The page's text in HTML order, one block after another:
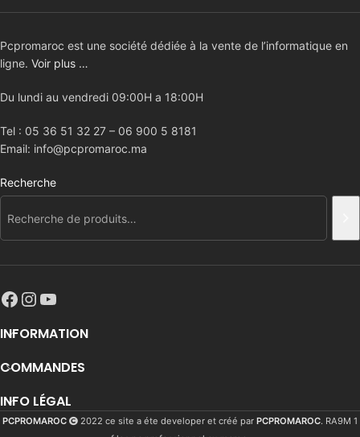
Pcpromaroc est une société dédiée à la vente de l’informatique en
ligne. Voir plus …
Du lundi au vendredi 09:00H a 18:00H
Tel : 05 36 51 32 27 – 06 900 5 8181
Email: info@pcpromaroc.ma
Recherche
INFORMATION
COMMANDES
INFO LÉGAL
PCPROMAROC 2022 ce site a éte developer et créé par PCPROMAROC. RA9M 1